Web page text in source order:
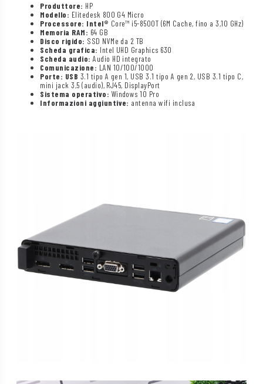
Produttore: HP
Modello: Elitedesk 800 G4 Micro
Processore: Intel® Core™ i5-8500T (6M Cache, fino a 3,10 GHz)
Memoria RAM: 64 GB
Disco rigido: SSD NVMe da 2 TB
Scheda grafica: Intel UHD Graphics 630
Scheda audio: Audio HD integrato
Comunicazione: LAN 10/100/1000
Porte: USB 3.1 tipo A gen 1, USB 3.1 tipo A gen 2, USB 3.1 tipo C,
mini jack 3,5 (audio), RJ45, DisplayPort
Sistema operativo: Windows 10 Pro
Informazioni aggiuntive: antenna wifi inclusa